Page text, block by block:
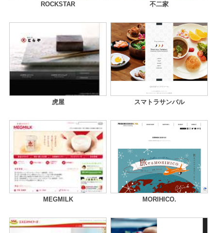
ROCKSTAR 不二家
虎屋 スマトラサンバル
MEGMILK MORIHICO.